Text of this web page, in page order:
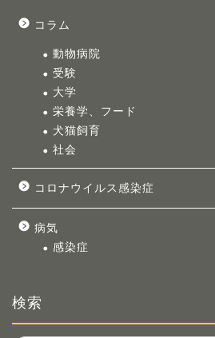
コラム
動物病院
受験
大学
栄養学、フード
犬猫飼育
社会
コロナウイルス感染症
病気
感染症
検索